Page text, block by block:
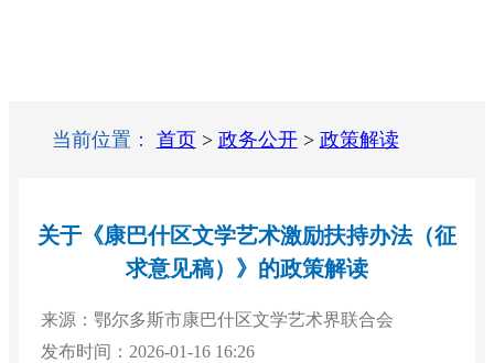
当前位置： 首页 > 政务公开> 政策解读
关于《康巴什区文学艺术激励扶持办法（征
求意见稿）》的政策解读
来源：鄂尔多斯市康巴什区文学艺术界联合会
发布时间：2026-01-16 16:26